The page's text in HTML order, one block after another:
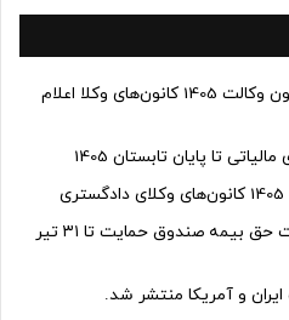
زمان قطعی و رسمی برگزاری آزمون وکالت 1405 کانون‌های وکلا اعلام
تا پایان تابستان 1405
خبر مهم برای وکلا: مهلت پرداخت حق بیمه صندوق حمایت تا ۳۱ تیر
و آمریکا منتشر شد.